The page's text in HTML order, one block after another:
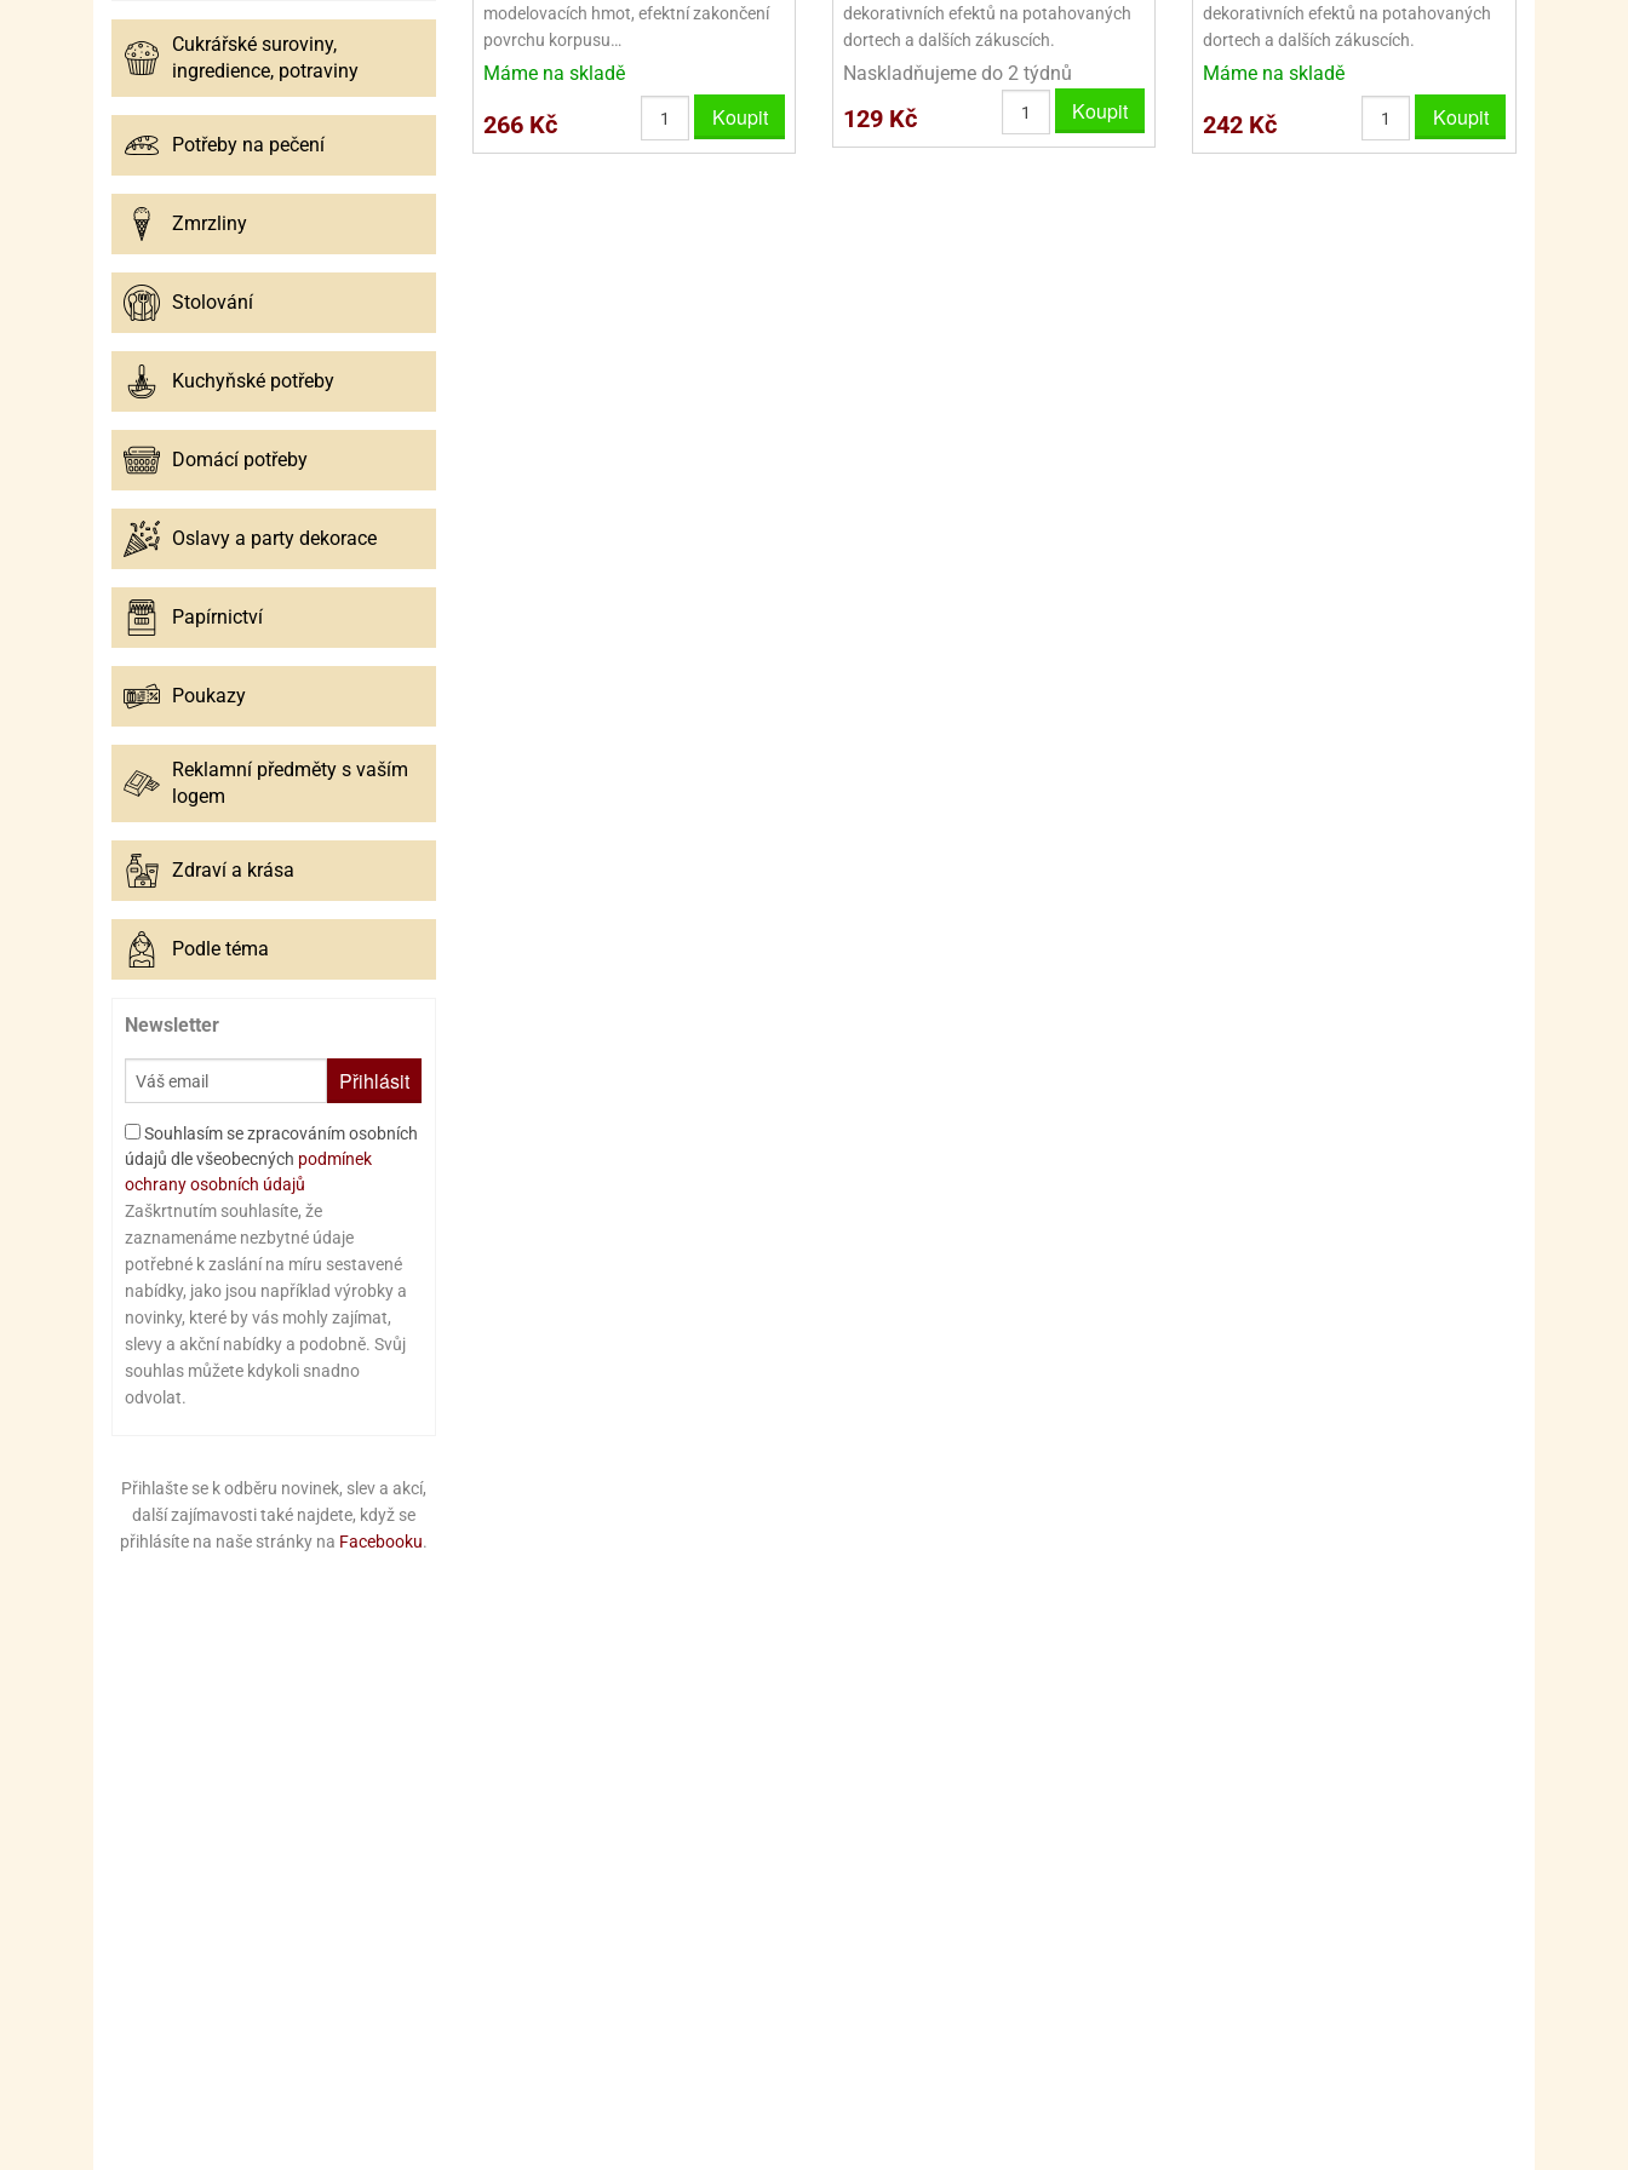
VYKRAJOVÁTKA VELKÁ NA PERNÍKY
NEREZOVÉ VYKRAJOVAČKY
Cukrářské suroviny,
ingredience, potraviny
Potřeby na pečení
Zmrzliny
Stolování
Kuchyňské potřeby
Domácí potřeby
Oslavy a party dekorace
Papírnictví
Poukazy
Reklamní předměty s vaším
logem
Zdraví a krása
Podle téma
Newsletter
Přihlásit
Souhlasím se zpracováním osobních
údajů dle všeobecných podmínek
ochrany osobních údajů
Zaškrtnutím souhlasíte, že
zaznamenáme nezbytné údaje
potřebné k zaslání na míru sestavené
nabídky, jako jsou například výrobky a
novinky, které by vás mohly zajímat,
slevy a akční nabídky a podobně. Svůj
souhlas můžete kdykoli snadno
odvolat.
Přihlašte se k odběru novinek, slev a akcí,
další zajímavosti také najdete, když se
přihlásíte na naše stránky na Facebooku.
modelovacích hmot, efektní zakončení
povrchu korpusu…
Máme na skladě
266 Kč Koupit
dekorativních efektů na potahovaných
dortech a dalších zákuscích.
Naskladňujeme do 2 týdnů
129 Kč Koupit
dekorativních efektů na potahovaných
dortech a dalších zákuscích.
Máme na skladě
242 Kč Koupit